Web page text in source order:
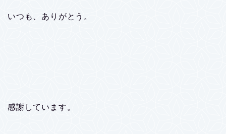
いつも、ありがとう。
感謝しています。